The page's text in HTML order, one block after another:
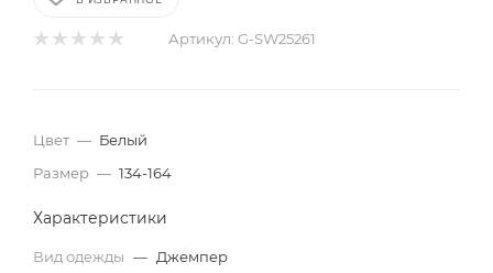
Артикул: G-SW25261
Цвет — Белый
Размер — 134-164
Характеристики
Вид одежды — Джемпер